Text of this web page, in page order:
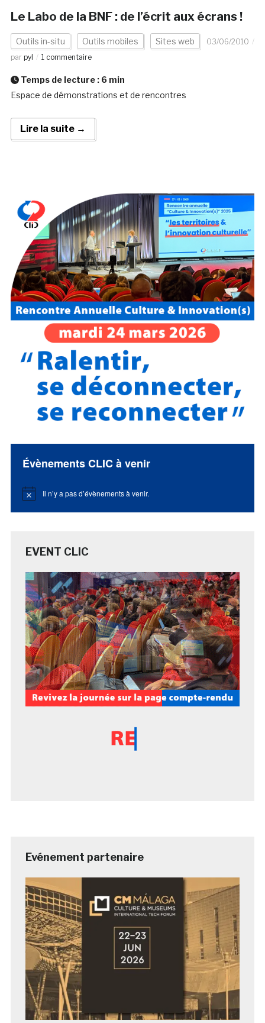
Le Labo de la BNF : de l’écrit aux écrans !
Outils in-situ Outils mobiles Sites web
03/06/2010
par pyl 1 commentaire
Temps de lecture : 6 min
Espace de démonstrations et de rencontres
Lire la suite →
Évènements CLIC à venir
Notice Il n’y a pas d’évènements à venir.
EVENT CLIC
Evénement partenaire